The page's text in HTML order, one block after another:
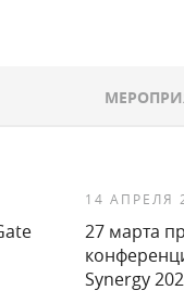
14 АПРЕЛЯ
27 марта
Synergy